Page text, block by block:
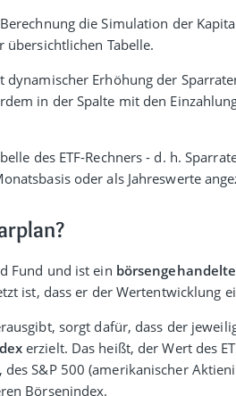
die Simulation der
über­sicht­lichen Tabelle.
dyna­mischer Erhöhung der
in der Spalte mit den
des ETF-Rechners - d. h.
oder als Jahres­werte
Fund und ist ein
ist, dass er der Wert­ent­wicklung
sorgt dafür, dass der
erzielt. Das heißt, der Wert des
des S&P 500 (amerika­nischer
Börsenindex.